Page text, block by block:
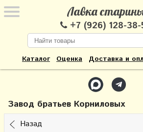
Лавка
+7 (926) 128-38-
Каталог Оценка Доставка и
Завод братьев Корниловых
Назад